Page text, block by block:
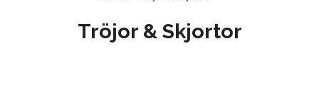
Tröjor & Skjortor